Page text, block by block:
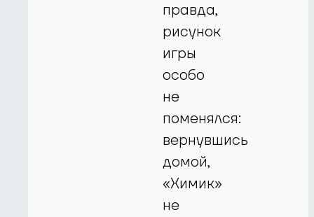
правда,
рисунок
игры
особо
не
поменялся:
вернувшись
домой,
«Химик»
не